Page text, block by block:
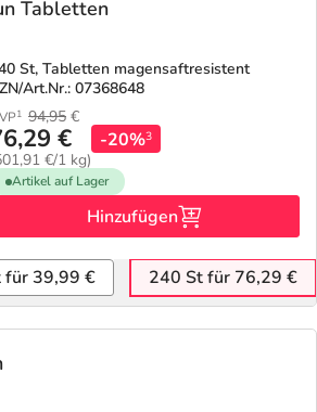
Tabletten
St, Tabletten magensaftresistent
Art.Nr.: 07368648
1 94,95 €
€
€/1 kg)
-20%3
Artikel auf Lager
Hinzufügen
für 39,99 € 240 St für 76,29 €